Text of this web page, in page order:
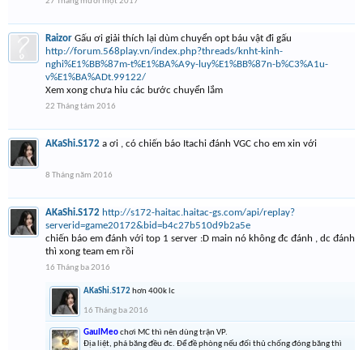
Raizor Gấu ơi giải thích lại dùm chuyển opt báu vật đi gấu
http://forum.568play.vn/index.php?threads/knht-kinh-
nghi%E1%BB%87m-t%E1%BA%A9y-luy%E1%BB%87n-b%C3%A1u-
v%E1%BA%ADt.99122/
Xem xong chưa hỉu các bước chuyển lắm
22 Tháng tám 2016
AKaShi.S172 a ơi , có chiến báo Itachi đánh VGC cho em xin với
8 Tháng năm 2016
AKaShi.S172 http://s172-haitac.haitac-gs.com/api/replay?
serverid=game20172&bid=b4c27b510d9b2a5e
chiến báo em đánh với top 1 server :D main nó không đc đánh , dc đánh
thì xong team em rồi
16 Tháng ba 2016
AKaShi.S172 hơn 400k lc
16 Tháng ba 2016
GauIMeochơi MC thì nên dùng trận VP.
Địa liệt, phá băng đều đc. Để đề phòng nếu đối thủ chống đóng băng thì